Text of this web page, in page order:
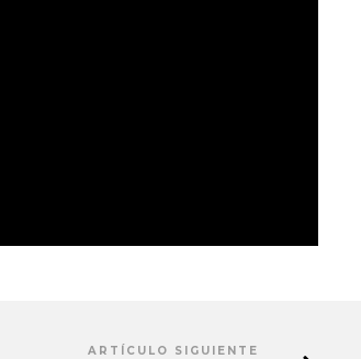
ARTÍCULO SIGUIENTE